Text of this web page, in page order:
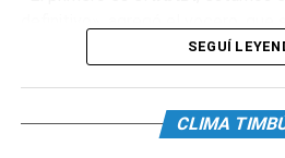
organismo «tiene alrededor de
idoneidad», reconoció.
SEGUÍ
CLIMA